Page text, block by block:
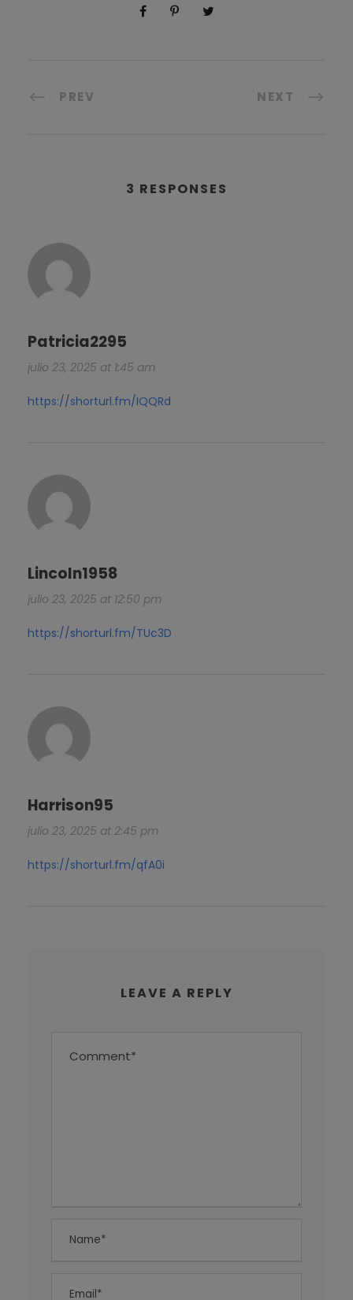
PREV NEXT
3 RESPONSES
Patricia2295
julio 23, 2025 at 1:45 am
https://shorturl.fm/IQQRd
Lincoln1958
julio 23, 2025 at 12:50 pm
https://shorturl.fm/TUc3D
Harrison95
julio 23, 2025 at 2:45 pm
https://shorturl.fm/qfA0i
LEAVE A REPLY